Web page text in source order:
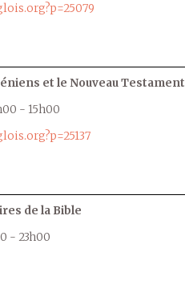
et le Nouveau Testament
- 15h00
de la Bible
- 23h00